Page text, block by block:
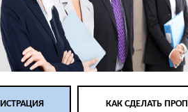
КАК СДЕЛАТЬ